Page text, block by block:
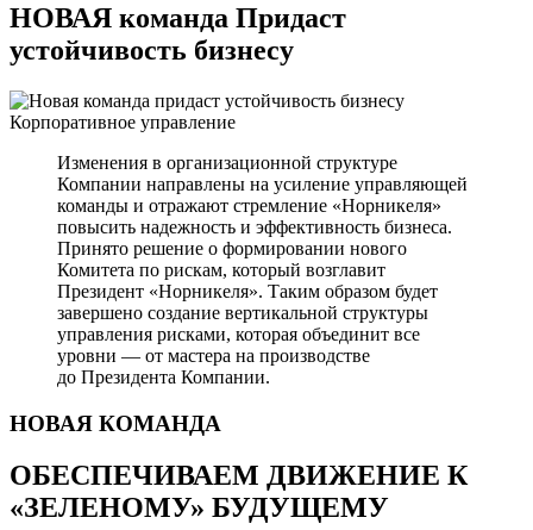
НОВАЯ команда Придаст
устойчивость бизнесу
Корпоративное управление
Изменения в организационной структуре
Компании направлены на усиление управляющей
команды и отражают стремление «Норникеля»
повысить надежность и эффективность бизнеса.
Принято решение о формировании нового
Комитета по рискам, который возглавит
Президент «Норникеля». Таким образом будет
завершено создание вертикальной структуры
управления рисками, которая объединит все
уровни — от мастера на производстве
до Президента Компании.
НОВАЯ КОМАНДА
ОБЕСПЕЧИВАЕМ ДВИЖЕНИЕ К
«ЗЕЛЕНОМУ» БУДУЩЕМУ